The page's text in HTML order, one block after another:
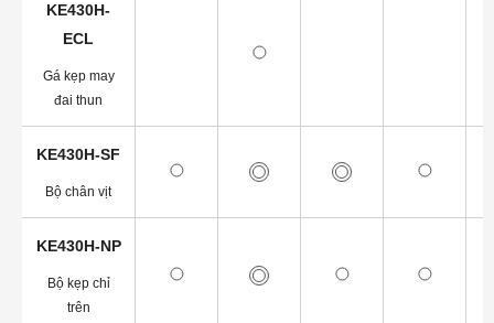
KE430H-
ECL
Gá kẹp may
đai thun
KE430H-SF
Bộ chân vịt
KE430H-NP
Bộ kẹp chỉ
trên